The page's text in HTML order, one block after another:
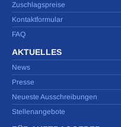
Zuschlagspreise
Kontaktformular
FAQ
AKTUELLES
News
Presse
Neueste Ausschreibungen
Stellenangebote